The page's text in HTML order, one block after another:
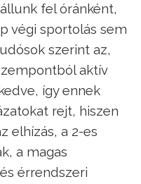
fel óránként,
végi sportolás sem
szerint az,
aktív
így ennek
rejt, hiszen
elhízás, a 2-es
a magas
érrendszeri